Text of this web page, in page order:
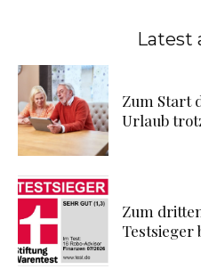
Latest
Zum Start
Urlaub
Zum
Testsieger